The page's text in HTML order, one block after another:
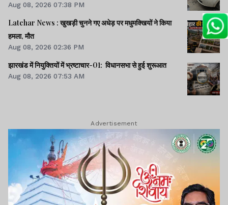
Aug 08, 2026 07:38 PM
Latehar News : खुखड़ी चुनने गए अधेड़ पर मधुमक्खियों ने किया
हमला, मौत
Aug 08, 2026 02:36 PM
झारखंड में नियुक्तियों में भ्रष्टाचार-01: विधानसभा से हुई शुरूआत
Aug 08, 2026 07:53 AM
Advertisement